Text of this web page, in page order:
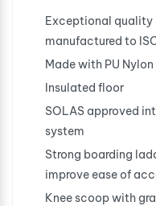
Exceptional quality
manufactured to
Made with PU
Insulated floor
SOLAS approved
system
Strong boarding
improve ease of
Knee scoop with